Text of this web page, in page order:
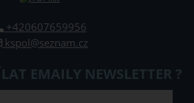
+420607659956
kspol@seznam.cz
EMAILY NEWSLETTER ?